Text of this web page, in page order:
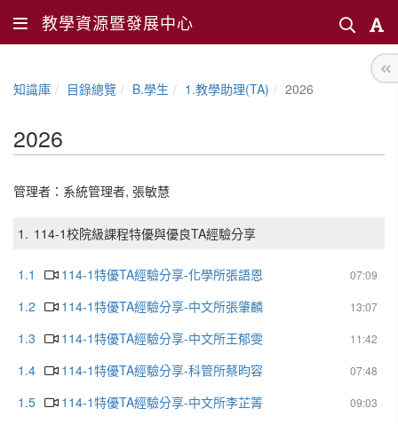
教學資源暨發展中心
知識庫 目錄總覽 B.學生 1.教學助理(TA) 2026
2026
管理者： 系統管理者, 張敏慧
1. 114-1校院級課程特優與優良TA經驗分享
1.1 07:09
114-1特優TA經驗分享-化學所張語恩
1.2
13:07
114-1特優TA經驗分享-中文所張肇麟
1.3
11:42
114-1特優TA經驗分享-中文所王郁雯
1.4
07:48
114-1特優TA經驗分享-科管所蔡昀容
1.5
09:03
114-1特優TA經驗分享-中文所李芷箐